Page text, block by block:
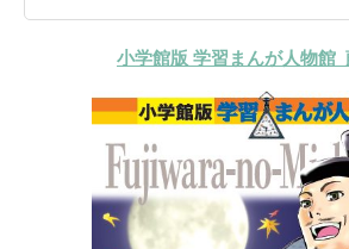
小学館版 学習まんが人物館